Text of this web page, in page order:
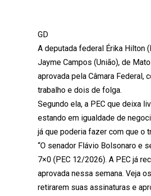
GD
A deputada federal Érika Hilton
Jayme Campos (União), de
aprovada pela Câmara
trabalho e dois de folga.
Segundo ela, a PEC que deixa
estando em igualdade de
já que poderia fazer com que o
“O senador Flávio Bolsonaro e
7×0 (PEC 12/2026). A PEC já
aprovada nessa semana. Veja
retirarem suas assinaturas e